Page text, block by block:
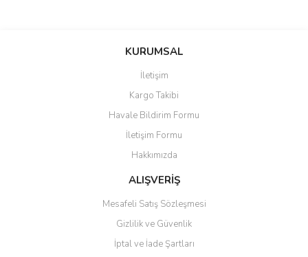
Bu ürüne ilk yorumu siz yapın!
Ürün resmi kalitesiz, bozuk veya görüntülenemiyor.
Ürün açıklamasında eksik bilgiler bulunuyor.
Ürün bilgilerinde hatalar bulunuyor.
Ürün fiyatı diğer sitelerden daha pahalı.
Bu ürüne benzer farklı alternatifler olmalı.
KURUMSAL
İletişim
Kargo Takibi
Havale Bildirim Formu
İletişim Formu
Hakkımızda
ALIŞVERİŞ
Mesafeli Satış Sözleşmesi
Gizlilik ve Güvenlik
İptal ve İade Şartları